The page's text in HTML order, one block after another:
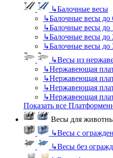
↳Балочные весы
↳Балочные весы до
↳Балочные весы до
↳Балочные весы до
↳Балочные весы до
↳Весы из
↳Нержавеющая
↳Нержавеющая
↳Нержавеющая
↳Нержавеющая
Показать все
Весы для
↳Весы с
↳Весы без